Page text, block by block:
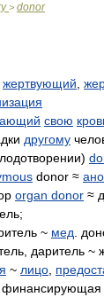
> donor
жертвующий
свою
другому
donor ≈
organ donor ≈
~ мед .
даритель ~
~ лицо